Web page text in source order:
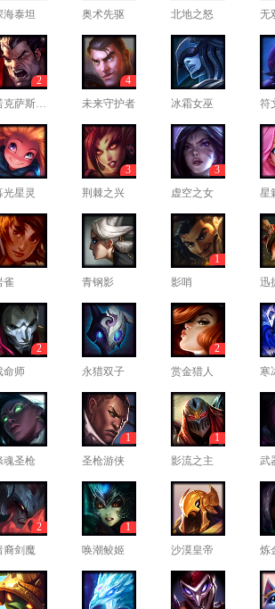
海泰坦
奥术先驱
北地之怒
无
诺克萨斯之手
2
未来守护者
4
冰霜女巫
符
光星灵 荆棘之兴
3
虚空之女
3
星
雀
青钢影 影哨
1
迅
命师
2
永猎双子
赏金猎人
2
寒
魂圣枪 圣枪游侠
1
影流之主
1
武
裔剑魔
2
唤潮鲛姬
1
沙漠皇帝
炼